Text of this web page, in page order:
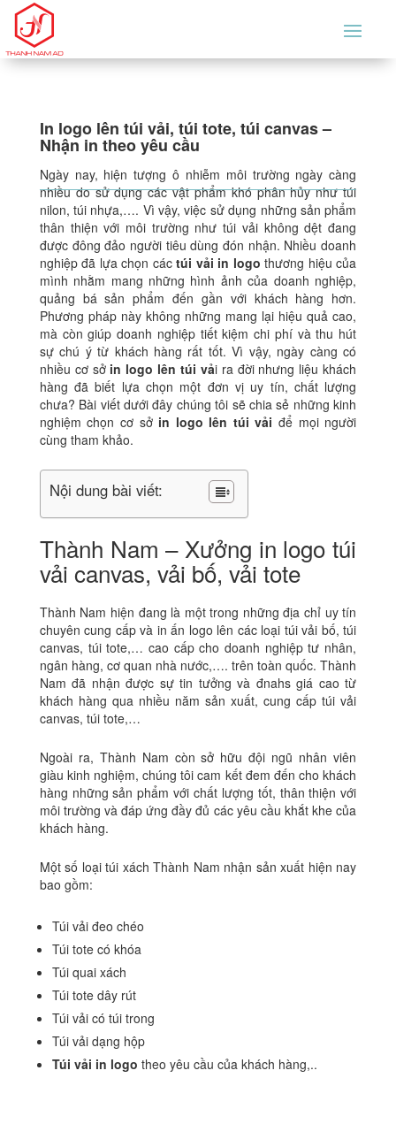
In logo lên túi vải, túi tote, túi canvas –
Nhận in theo yêu cầu
Ngày nay, hiện tượng ô nhiễm môi trường ngày càng
nhiều do sử dụng các vật phẩm khó phân hủy như túi
nilon, túi nhựa,…. Vì vậy, việc sử dụng những sản phẩm
thân thiện với môi trường như túi vải không dệt đang
được đông đảo người tiêu dùng đón nhận. Nhiều doanh
nghiệp đã lựa chọn cáctúi vải in logo thương hiệu của
mình nhằm mang những hình ảnh của doanh nghiệp,
quảng bá sản phẩm đến gần với khách hàng hơn.
Phương pháp này không những mang lại hiệu quả cao,
mà còn giúp doanh nghiệp tiết kiệm chi phí và thu hút
sự chú ý từ khách hàng rất tốt. Vì vậy, ngày càng có
nhiều cơ sở in logo lên túi vải ra đời nhưng liệu khách
hàng đã biết lựa chọn một đơn vị uy tín, chất lượng
chưa? Bài viết dưới đây chúng tôi sẽ chia sẻ những kinh
nghiệm chọn cơ sở in logo lên túi vải để mọi người
cùng tham khảo.
Nội dung bài viết:
Thành Nam – Xưởng in logo túi
vải canvas, vải bố, vải tote
Thành Nam hiện đang là một trong những địa chỉ uy tín
chuyên cung cấp và in ấn logo lên các loại túi vải bố, túi
canvas, túi tote,… cao cấp cho doanh nghiệp tư nhân,
ngân hàng, cơ quan nhà nước,…. trên toàn quốc. Thành
Nam đã nhận được sự tin tưởng và đnahs giá cao từ
khách hàng qua nhiều năm sản xuất, cung cấp túi vải
canvas, túi tote,…
Ngoài ra, Thành Nam còn sở hữu đội ngũ nhân viên
giàu kinh nghiệm, chúng tôi cam kết đem đến cho khách
hàng những sản phẩm với chất lượng tốt, thân thiện với
môi trường và đáp ứng đầy đủ các yêu cầu khắt khe của
khách hàng.
Một số loại túi xách Thành Nam nhận sản xuất hiện nay
bao gồm:
Túi vải đeo chéo
Túi tote có khóa
Túi quai xách
Túi tote dây rút
Túi vải có túi trong
Túi vải dạng hộp
Túi vải in logo theo yêu cầu của khách hàng,..